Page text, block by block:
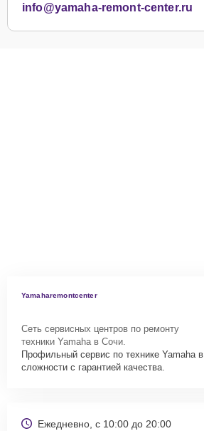
info@yamaha-remont-center.ru
Yamaharemontcenter
Сеть сервисных центров по ремонту
техники Yamaha в Сочи.
Профильный сервис по технике Yamaha
сложности с гарантией качества.
Ежедневно, с 10:00 до 20:00